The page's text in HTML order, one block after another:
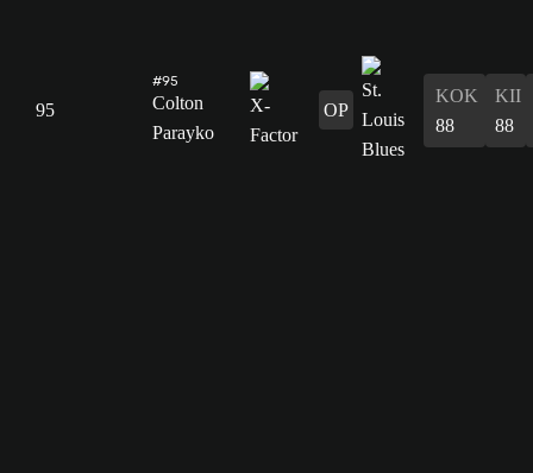
95
#95
Colton
Parayko
OP
KOK
88
KII
88